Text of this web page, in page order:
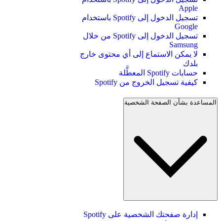
Apple
تسجيل الدخول إلى Spotify باستخدام
Google
تسجيل الدخول إلى Spotify من خلال
Samsung
لا يمكن الاستماع إلى أي محتوى خارج
بلدك
حسابات Spotify المعطَّلة
كيفية تسجيل الخروج من Spotify
المساعدة بشأن الصفحة الشخصية
إدارة صفحتك الشخصية على Spotify